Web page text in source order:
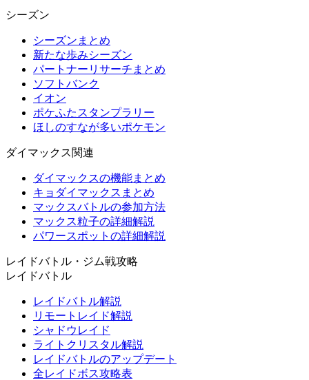
シーズン
シーズンまとめ
新たな歩みシーズン
パートナーリサーチまとめ
ソフトバンク
イオン
ポケふたスタンプラリー
ほしのすなが多いポケモン
ダイマックス関連
ダイマックスの機能まとめ
キョダイマックスまとめ
マックスバトルの参加方法
マックス粒子の詳細解説
パワースポットの詳細解説
レイドバトル・ジム戦攻略
レイドバトル
レイドバトル解説
リモートレイド解説
シャドウレイド
ライトクリスタル解説
レイドバトルのアップデート
全レイドボス攻略表